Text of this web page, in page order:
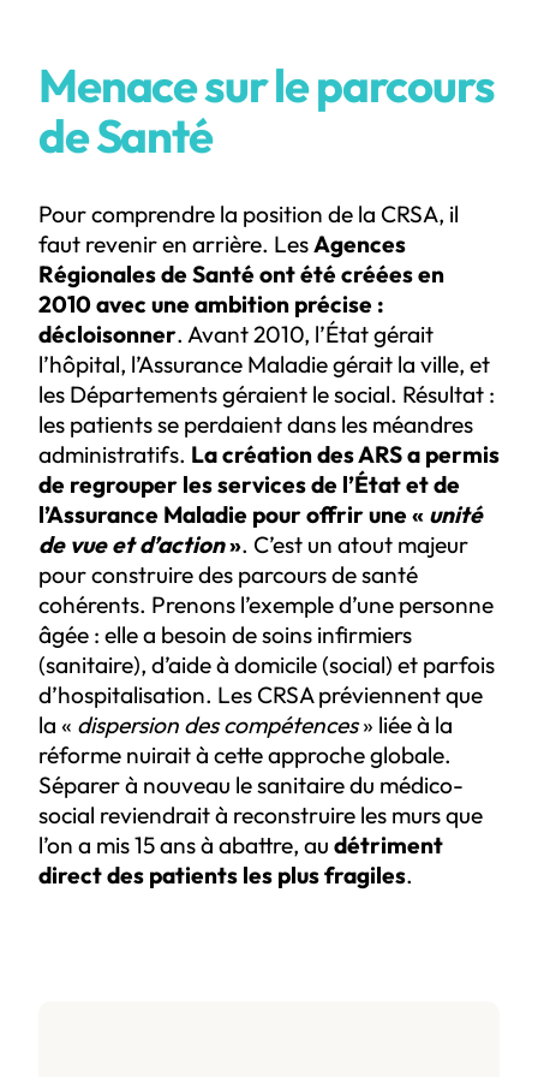
Menace sur le parcours
de Santé
Pour comprendre la position de la CRSA, il
faut revenir en arrière. LesAgences
Régionales de Santé ont été créées en
2010 avec une ambition précise :
décloisonner. Avant 2010, l’État gérait
l’hôpital, l’Assurance Maladie gérait la ville, et
les Départements géraient le social. Résultat :
les patients se perdaient dans les méandres
administratifs. La création des ARS a permis
de regrouper les services de l’État et de
l’Assurance Maladie pour offrir une « unité
de vue et d’action». C’est un atout majeur
pour construire des parcours de santé
cohérents. Prenons l’exemple d’une personne
âgée : elle a besoin de soins infirmiers
(sanitaire), d’aide à domicile (social) et parfois
d’hospitalisation. Les CRSA préviennent que
la « dispersion des compétences» liée à la
réforme nuirait à cette approche globale.
Séparer à nouveau le sanitaire du médico-
social reviendrait à reconstruire les murs que
l’on a mis 15 ans à abattre, au détriment
direct des patients les plus fragiles.